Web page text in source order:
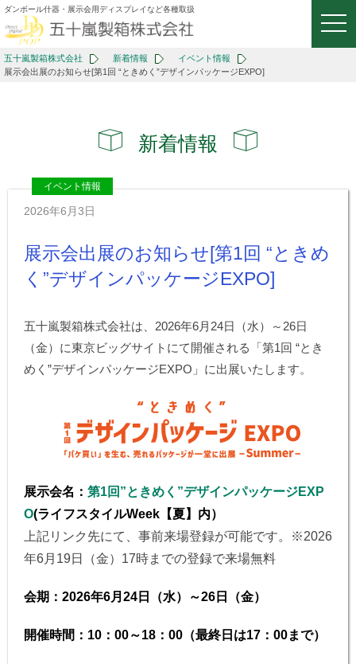
ダンボール什器・展示会用ディスプレイなど各種取扱
五十嵐製箱株式会社 新着情報
イベント情報
展示会出展のお知らせ[第1回 “ときめく”デザインパッケージEXPO]
新着情報
イベント情報
2026年6月3日
展示会出展のお知らせ[第1回 “ときめ
く”デザインパッケージEXPO]
五十嵐製箱株式会社は、2026年6月24日（水）～26日
（金）に東京ビッグサイトにて開催される「第1回 “とき
めく”デザインパッケージEXPO」に出展いたします。
展示会名： 第1回”ときめく”デザインパッケージEXP
O(ライフスタイルWeek【夏】内）
上記リンク先にて、事前来場登録が可能です。※2026
年6月19日（金）17時までの登録で来場無料
会期：2026年6月24日（水）～26日（金）
開催時間：10：00～18：00（最終日は17：00まで）